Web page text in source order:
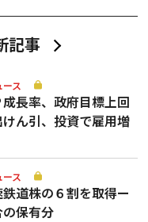
記事
ス
長率、政府目標上回
ん引、投資で雇用増
ス
道株の６割を取得ー
保有分